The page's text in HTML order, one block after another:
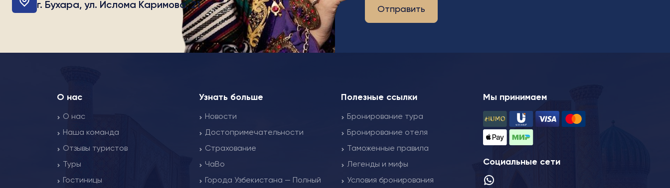
г. Бухара, ул. Ислома Каримова, 21 Отправить
О нас
О нас
Наша команда
Отзывы туристов
Туры
Гостиницы
Узнать больше
Новости
Достопримечательности
Страхование
ЧаВо
Города Узбекистана — Полный
Полезные ссылки
Бронирование тура
Бронирование отеля
Таможенные правила
Легенды и мифы
Условия бронирования
Мы принимаем
Социальные сети